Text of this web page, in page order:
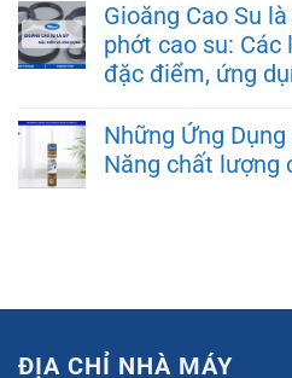
Gioăng Cao Su
phớt cao su: Các
đặc điểm, ứng
Những Ứng
Năng chất lượng
ĐỊA CHỈ NHÀ MÁY